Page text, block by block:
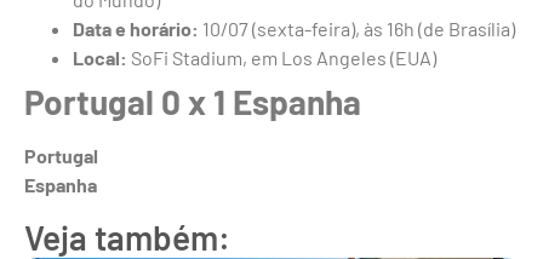
Data e horário: 10/07 (sexta-feira), às 16h (de Brasília)
Local: SoFi Stadium, em Los Angeles (EUA)
Portugal 0 x 1 Espanha
Portugal
Espanha
Veja também: